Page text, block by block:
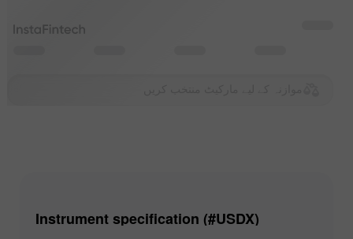
Instrument specification (#USDX)